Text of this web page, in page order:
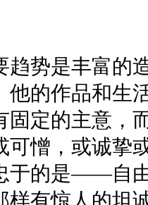
趋势是丰富的
他的作品和生
固定的主意，
可憎，或诚挚
于的是——自
样有惊人的坦